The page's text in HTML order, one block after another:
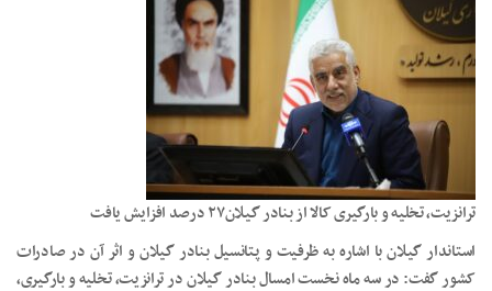
ترانزیت، تخلیه و بارگیری کالا از بنادر گیلان۲۷ درصد افزایش یافت
استاندار گیلان با اشاره به ظرفیت و پتانسیل بنادر گیلان و اثر آن در صادرات
کشور گفت: در سه ماه نخست امسال بنادر گیلان در ترانزیت، تخلیه و بارگیری،